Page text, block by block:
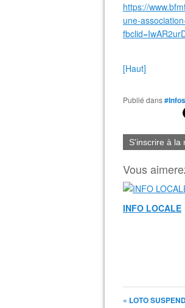
https://
une-
[Haut]
Publié dans
S'inscrire à la
Vous
INFO LOCALE
« LOTO